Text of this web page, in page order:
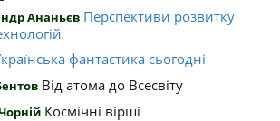
Ананьєв Перспективи розвитку
фантастика сьогодні
Від атома до Всесвіту
Космічні вірші